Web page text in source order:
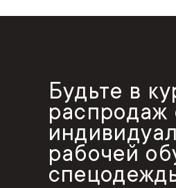
Будьте в
распродаж
рабочей